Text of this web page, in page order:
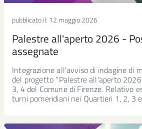
pubblicato il: 12 maggio 2026
Palestre all'aperto 2026 -
assegnate
Integrazione all'avviso di indagine di
del progetto “Palestre all'aperto
3, 4 del Comune di Firenze. Relativo
turni pomeridiani nei Quartieri 1, 2, 3